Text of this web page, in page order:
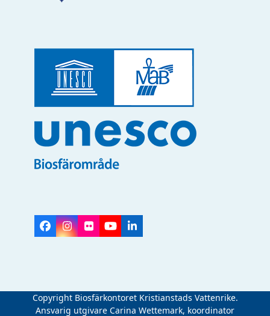
Facebook
Instagram
FlickrYouTubeLinkedIn
Copyright Biosfärkontoret Kristianstads Vattenrike.
Ansvarig utgivare Carina Wettemark, koordinator